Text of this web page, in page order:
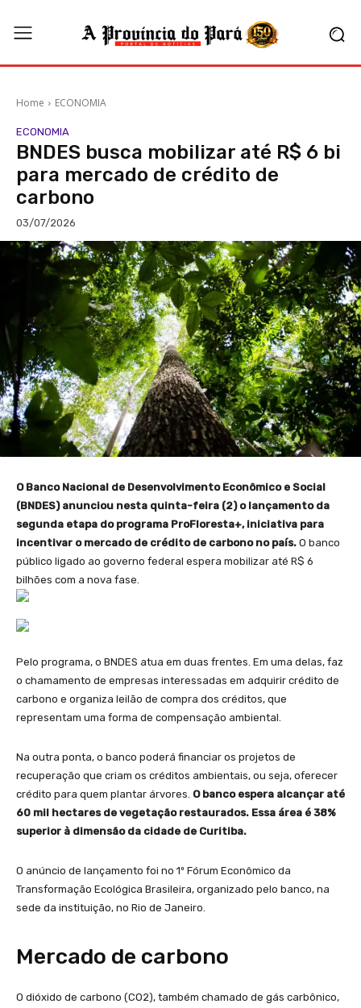
Home ECONOMIA
ECONOMIA
BNDES busca mobilizar até R$ 6 bi
para mercado de crédito de
carbono
03/07/2026
O Banco Nacional de Desenvolvimento Econômico e Social
(BNDES) anunciou nesta quinta-feira (2) o lançamento da
segunda etapa do programa ProFloresta+, iniciativa para
incentivar o mercado de crédito de carbono no país. O banco
público ligado ao governo federal espera mobilizar até R$ 6
bilhões com a nova fase.
Pelo programa, o BNDES atua em duas frentes. Em uma delas, faz
o chamamento de empresas interessadas em adquirir crédito de
carbono e organiza leilão de compra dos créditos, que
representam uma forma de compensação ambiental.
Na outra ponta, o banco poderá financiar os projetos de
recuperação que criam os créditos ambientais, ou seja, oferecer
crédito para quem plantar árvores. O banco espera alcançar até
60 mil hectares de vegetação restaurados. Essa área é 38%
superior à dimensão da cidade de Curitiba.
O anúncio de lançamento foi no 1º Fórum Econômico da
Transformação Ecológica Brasileira, organizado pelo banco, na
sede da instituição, no Rio de Janeiro.
Mercado de carbono
O dióxido de carbono (CO2), também chamado de gás carbônico,